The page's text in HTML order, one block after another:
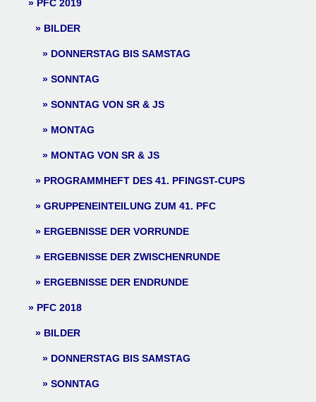
PFC 2019
BILDER
DONNERSTAG BIS SAMSTAG
SONNTAG
SONNTAG VON SR & JS
MONTAG
MONTAG VON SR & JS
PROGRAMMHEFT DES 41. PFINGST-CUPS
GRUPPENEINTEILUNG ZUM 41. PFC
ERGEBNISSE DER VORRUNDE
ERGEBNISSE DER ZWISCHENRUNDE
ERGEBNISSE DER ENDRUNDE
PFC 2018
BILDER
DONNERSTAG BIS SAMSTAG
SONNTAG